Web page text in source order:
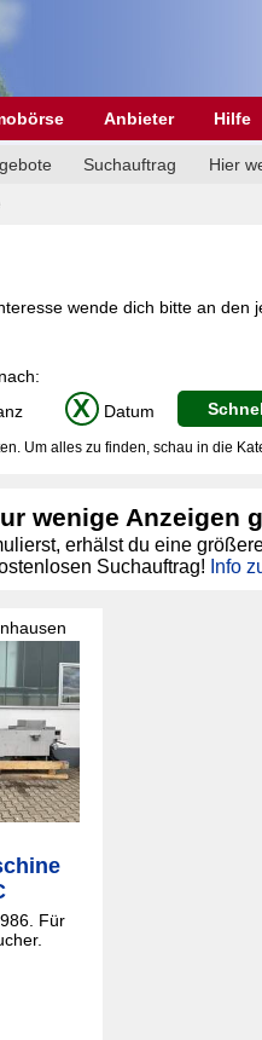
Anbieter Hilfe
Suchauftrag Hier
wende dich bitte an
X Datum
Um alles zu finden, schau in die
wenige Anzeigen
erhälst du eine
Suchauftrag! Info
Für